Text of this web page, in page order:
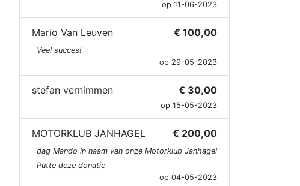
op 11-06-2023
Mario Van Leuven € 100,00
Veel succes!
op 29-05-2023
stefan vernimmen € 30,00
op 15-05-2023
MOTORKLUB JANHAGEL € 200,00
dag Mando in naam van onze Motorklub Janhagel
Putte deze donatie
op 04-05-2023